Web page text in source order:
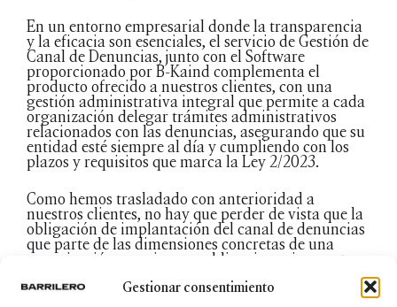
Gestionar consentimiento
En un entorno empresarial donde la transparencia
y la eficacia son esenciales, el servicio de Gestión de
Canal de Denuncias, junto con el Software
proporcionado por B-Kaind complementa el
producto ofrecido a nuestros clientes, con una
gestión administrativa integral que permite a cada
organización delegar trámites administrativos
relacionados con las denuncias, asegurando que su
entidad esté siempre al día y cumpliendo con los
plazos y requisitos que marca la Ley 2/2023.
Como hemos trasladado con anterioridad a
nuestros clientes, no hay que perder de vista que la
obligación de implantación del canal de denuncias
que parte de las dimensiones concretas de una
organización, convive con obligaciones impuestas
Prevención de Blanqueo de Capitales, compliance